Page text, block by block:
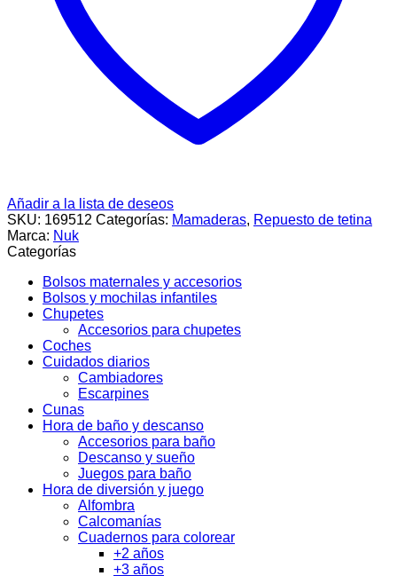
Añadir a la lista de deseos
SKU: 169512 Categorías: Mamaderas, Repuesto de tetina
Marca: Nuk
Categorías
Bolsos maternales y accesorios
Bolsos y mochilas infantiles
Chupetes
Accesorios para chupetes
Coches
Cuidados diarios
Cambiadores
Escarpines
Cunas
Hora de baño y descanso
Accesorios para baño
Descanso y sueño
Juegos para baño
Hora de diversión y juego
Alfombra
Calcomanías
Cuadernos para colorear
+2 años
+3 años